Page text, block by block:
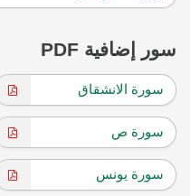
سور إضافية PDF
سورة الانشقاق
سورة ص
سورة يونس